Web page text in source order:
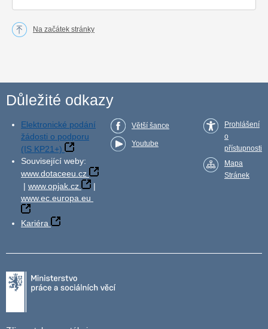
Na začátek stránky
Důležité odkazy
Elektronické podání
žádosti o podporu
(IS KP21+)
Související weby:
www.dotaceeu.cz
| www.opjak.cz
|
www.ec.europa.eu
Kariéra
Větší šance
Youtube
Prohlášení
o
přístupnosti
Mapa
Stránek